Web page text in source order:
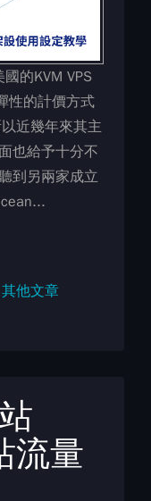
的KVM VPS
性的計價方式
近幾年來其主
也給予十分不
到另兩家成立
其他文章
流量